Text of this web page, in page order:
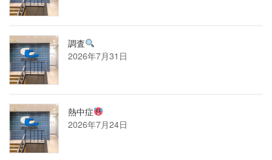
調査
2026年7月31日
熱中症
2026年7月24日